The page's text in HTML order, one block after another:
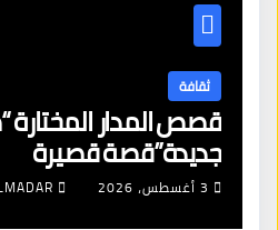
ثقافة
قصص المدار
جديدة”قصة قصيرة
3 أغسطس، 2026